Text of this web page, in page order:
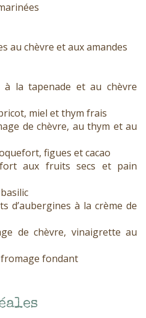
au chèvre et aux amandes
à la tapenade et au chèvre
miel et thym frais
de chèvre, au thym et au
figues et cacao
aux fruits secs et pain
d’aubergines à la crème de
de chèvre, vinaigrette au
fondant